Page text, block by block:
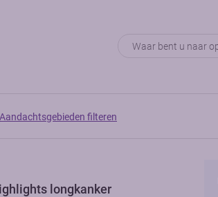
Aandachtsgebieden filteren
longkanker